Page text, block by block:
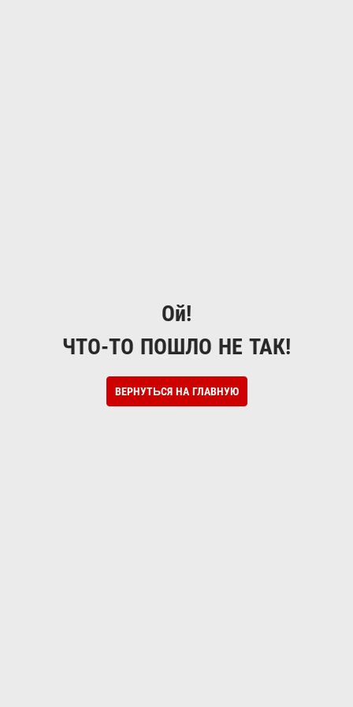
Ой!
ЧТО-ТО ПОШЛО НЕ ТАК!
ВЕРНУТЬСЯ НА ГЛАВНУЮ